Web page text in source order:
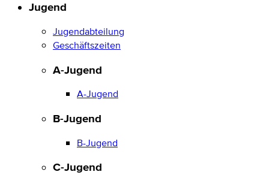
Jugend
Jugendabteilung
Geschäftszeiten
A-Jugend
A-Jugend
B-Jugend
B-Jugend
C-Jugend